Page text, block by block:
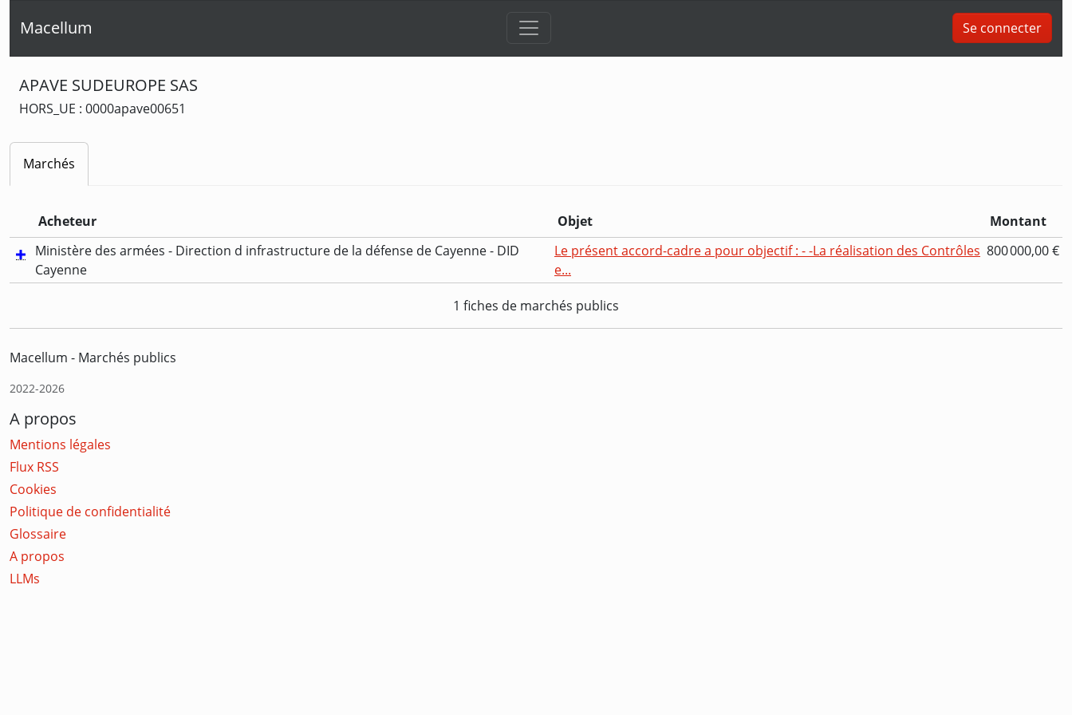
Macellum Se connecter
APAVE SUDEUROPE SAS
HORS_UE : 0000apave00651
Marchés
Acheteur Objet
Montant
Ministère des armées - Direction d infrastructure de la défense de Cayenne - DID
Cayenne
Le présent accord-cadre a pour objectif : - -La réalisation des Contrôles
e...
800 000,00 €
1 fiches de marchés publics
Macellum - Marchés publics
2022-2026
A propos
Mentions légales
Flux RSS
Cookies
Politique de confidentialité
Glossaire
A propos
LLMs